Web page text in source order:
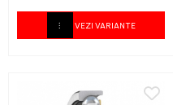
VEZI VARIANTE